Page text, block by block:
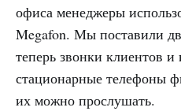
офиса менеджеры
Megafon. Мы поставили
теперь звонки клиентов
стационарные телефоны
их можно прослушать.